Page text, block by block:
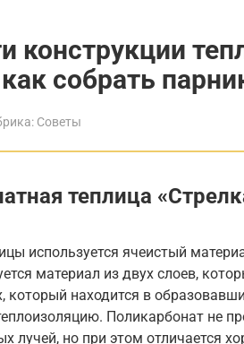
конструкции
собрать
Советы
теплица
используется ячеистый
материал из двух слоев,
который находится в
Поликарбонат не
лучей, но при этом отличается